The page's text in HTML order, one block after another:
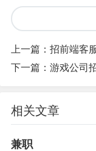
上一篇： 招前端客
下一篇： 游戏公司
相关文章
兼职